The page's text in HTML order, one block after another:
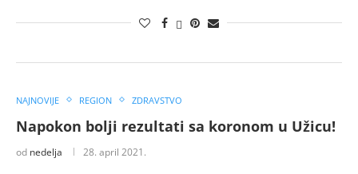
NAJNOVIJE REGION ZDRAVSTVO
Napokon bolji rezultati sa koronom u Užicu!
od nedelja 28. april 2021.